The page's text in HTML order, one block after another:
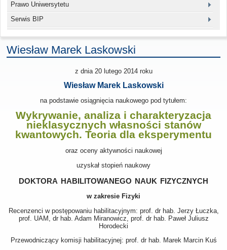
Prawo Uniwersytetu
Serwis BIP
Wiesław Marek Laskowski
z dnia 20 lutego 2014roku
Wiesław Marek Laskowski
na podstawie osiągnięcia naukowego pod tytułem:
Wykrywanie, analiza i charakteryzacja
nieklasycznych własności stanów
kwantowych. Teoria dla eksperymentu
oraz oceny aktywności naukowej
uzyskał stopień naukowy
doktora habilitowanego nauk fizycznych
w zakresie Fizyki
Recenzenci w postępowaniu habilitacyjnym: prof. dr hab. Jerzy Łuczka,
prof. UAM, dr hab. Adam Miranowicz, prof. dr hab. Paweł Juliusz
Horodecki
Przewodniczący komisji habilitacyjnej: prof. dr hab. Marek Marcin Kuś